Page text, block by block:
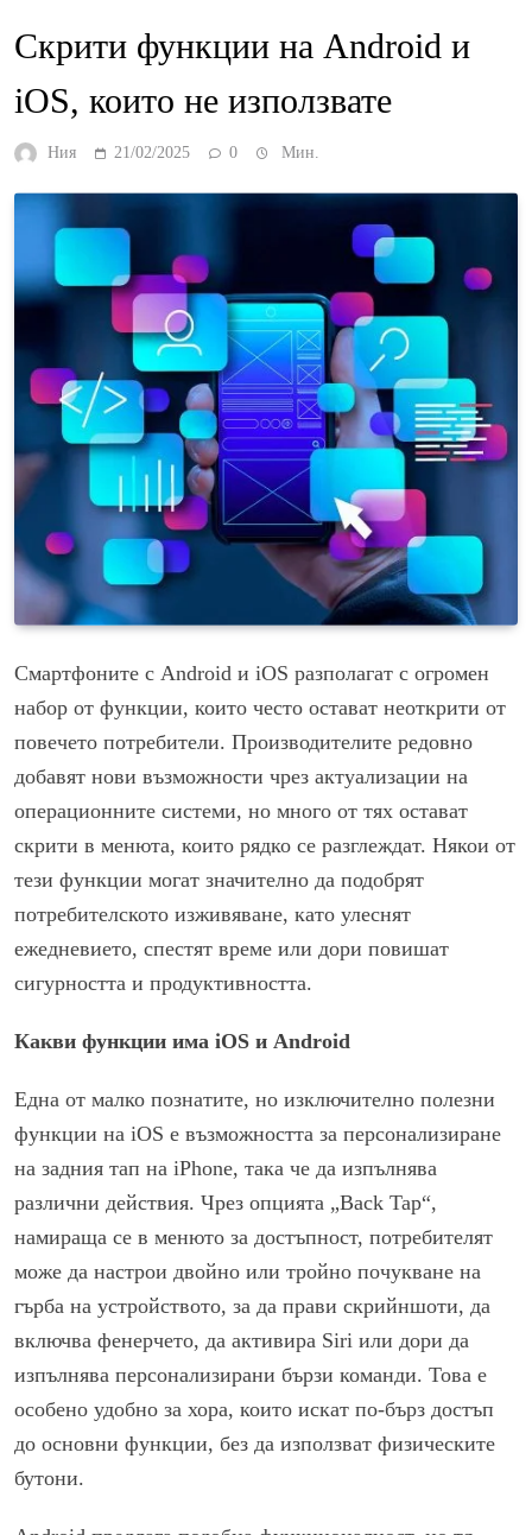
Скрити функции на Android и
iOS, които не използвате
Ния 21/02/2025 0 Мин.
Смартфоните с Android и iOS разполагат с огромен
набор от функции, които често остават неоткрити от
повечето потребители. Производителите редовно
добавят нови възможности чрез актуализации на
операционните системи, но много от тях остават
скрити в менюта, които рядко се разглеждат. Някои от
тези функции могат значително да подобрят
потребителското изживяване, като улеснят
ежедневието, спестят време или дори повишат
сигурността и продуктивността.
Какви функции има iOS и Android
Една от малко познатите, но изключително полезни
функции на iOS е възможността за персонализиране
на задния тап на iPhone, така че да изпълнява
различни действия. Чрез опцията „Back Tap“,
намираща се в менюто за достъпност, потребителят
може да настрои двойно или тройно почукване на
гърба на устройството, за да прави скрийншоти, да
включва фенерчето, да активира Siri или дори да
изпълнява персонализирани бързи команди. Това е
особено удобно за хора, които искат по-бърз достъп
до основни функции, без да използват физическите
бутони.